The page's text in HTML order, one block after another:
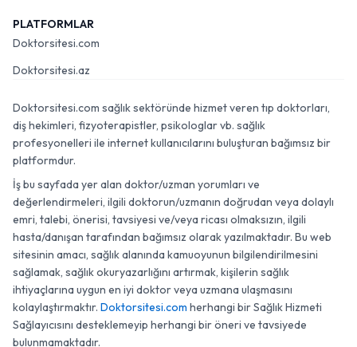
PLATFORMLAR
Doktorsitesi.com
Doktorsitesi.az
Doktorsitesi.com sağlık sektöründe hizmet veren tıp doktorları,
diş hekimleri, fizyoterapistler, psikologlar vb. sağlık
profesyonelleri ile internet kullanıcılarını buluşturan bağımsız bir
platformdur.
İş bu sayfada yer alan doktor/uzman yorumları ve
değerlendirmeleri, ilgili doktorun/uzmanın doğrudan veya dolaylı
emri, talebi, önerisi, tavsiyesi ve/veya ricası olmaksızın, ilgili
hasta/danışan tarafından bağımsız olarak yazılmaktadır. Bu web
sitesinin amacı, sağlık alanında kamuoyunun bilgilendirilmesini
sağlamak, sağlık okuryazarlığını artırmak, kişilerin sağlık
ihtiyaçlarına uygun en iyi doktor veya uzmana ulaşmasını
kolaylaştırmaktır. Doktorsitesi.com herhangi bir Sağlık Hizmeti
Sağlayıcısını desteklemeyip herhangi bir öneri ve tavsiyede
bulunmamaktadır.